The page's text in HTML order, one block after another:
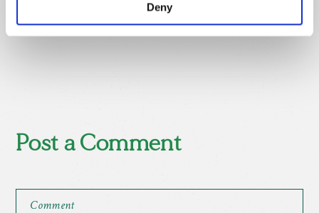
Deny
Next post
Post a Comment